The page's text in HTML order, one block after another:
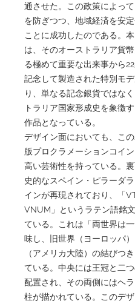
通させた。この政策によっ
を防ぎつつ、地域経済を安
ことに成功したのである。
は、そのオーストラリア貨
る極めて重要な出来事から
記念して製造された特別モ
り、単なる記念銀貨ではな
トラリア国家形成史を象徴
作品となっている。
デザイン面においても、こ
版プロクラメーションコイ
高い芸術性を持っている。
史的なスペイン・ピラーダ
インが再現されており、「
VNUM」というラテン語銘
ている。これは「両世界は
味し、旧世界（ヨーロッパ
（アメリカ大陸）の結びつ
ている。中央には王冠と二
配置され、その両側にはヘ
柱が描かれている。このデ